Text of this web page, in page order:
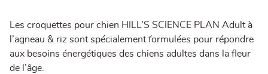
Les croquettes pour chien HILL’S SCIENCE PLAN Adult à
l’agneau & riz sont spécialement formulées pour répondre
aux besoins énergétiques des chiens adultes dans la fleur
de l’âge.